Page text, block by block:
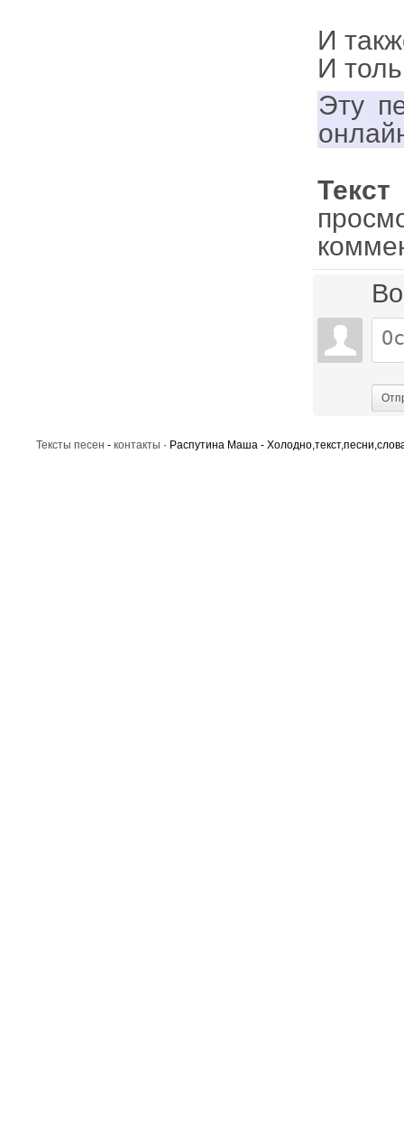
И
И
Эту
Тексты песен - контакты · Распутина Маша -